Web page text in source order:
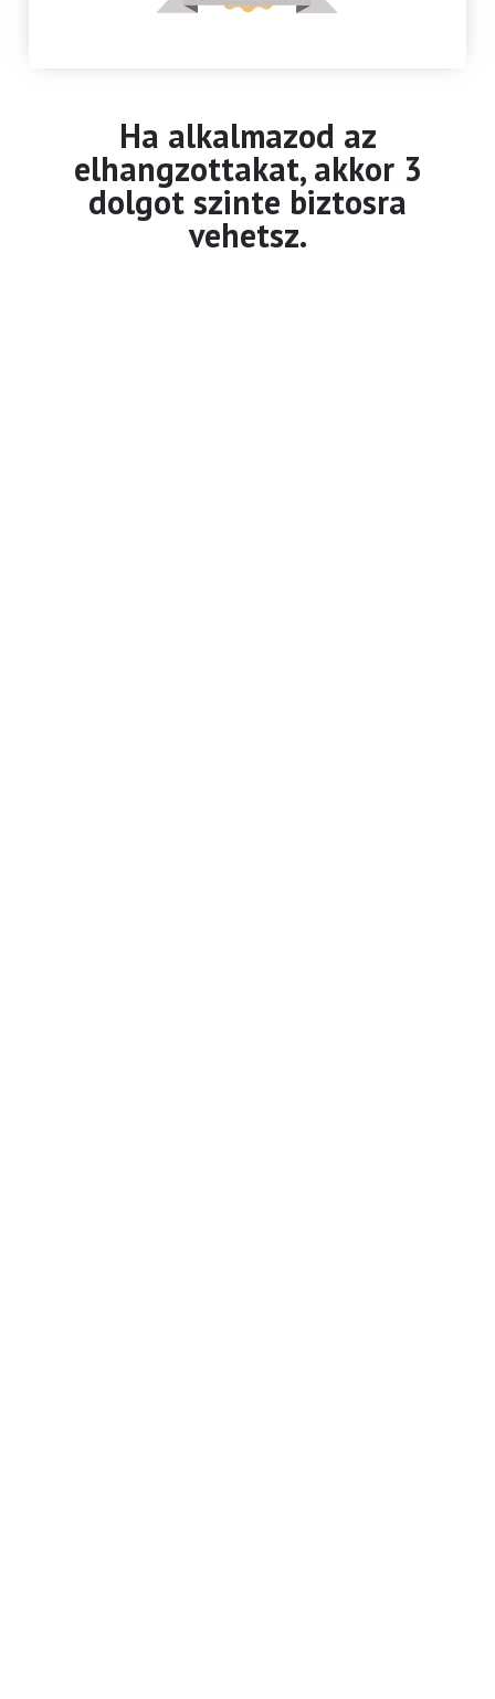
Ha alkalmazod az
elhangzottakat, akkor 3
dolgot szinte biztosra
vehetsz.